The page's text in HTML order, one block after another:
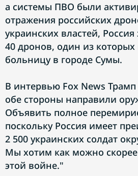
а системы ПВО были
отражения российских
украинских властей, Россия
40 дронов, один из которых
больницу в городе Сумы.
В интервью Fox News Трамп
обе стороны направили
Объявить полное
поскольку Россия имеет
2 500 украинских солдат
Мы хотим как можно
этой войне."